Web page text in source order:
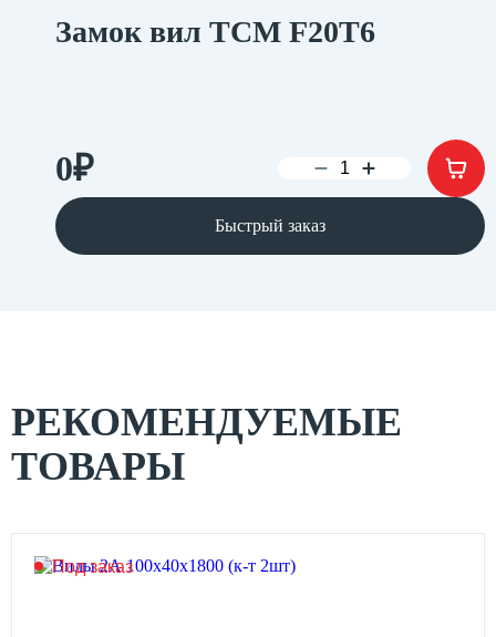
Замок вил TCM F20T6
0₽
Быстрый заказ
РЕКОМЕНДУЕМЫЕ
ТОВАРЫ
Под заказ